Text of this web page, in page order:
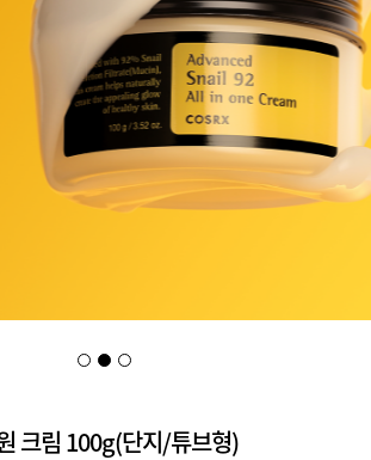
크림 100g(단지/튜브형)